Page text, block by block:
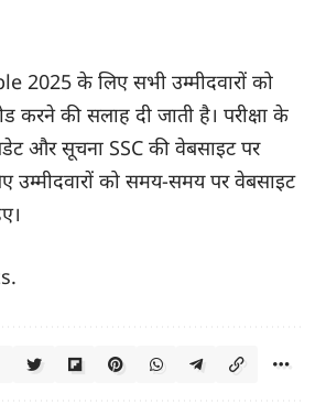
2025 के लिए सभी उम्मीदवारों को
करने की सलाह दी जाती है। परीक्षा के
और सूचना SSC की वेबसाइट पर
उम्मीदवारों को समय-समय पर वेबसाइट